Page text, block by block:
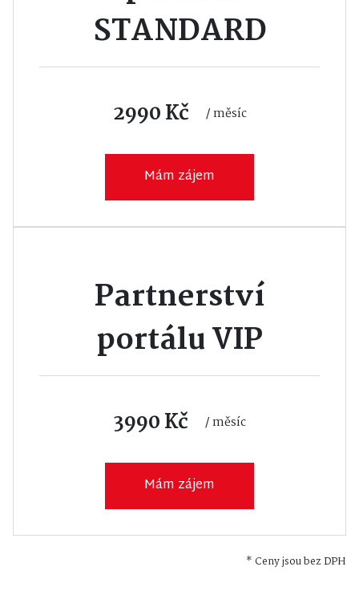
STANDARD
2990 Kč / měsíc
Mám zájem
Partnerství
portálu VIP
3990 Kč / měsíc
Mám zájem
* Ceny jsou bez DPH